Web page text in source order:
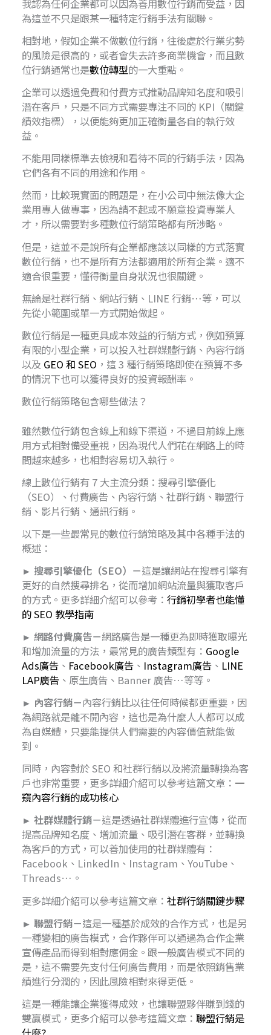
我認為任何企業都可以因為善用數位行銷而受益，因
為這並不只是跟某一種特定行銷手法有關聯。
相對地，假如企業不做數位行銷，往後處於行業劣勢
的風險是很高的，或者會失去許多商業機會，而且數
位行銷通常也是數位轉型的一大重點。
企業可以透過免費和付費方式推動品牌知名度和吸引
潛在客戶，只是不同方式需要專注不同的 KPI（關鍵
績效指標），以便能夠更加正確衡量各自的執行效
益。
不能用同樣標準去檢視和看待不同的行銷手法，因為
它們各有不同的用途和作用。
然而，比較現實面的問題是，在小公司中無法像大企
業用專人做專事，因為請不起或不願意投資專業人
才，所以需要對多種數位行銷策略都有所涉略。
但是，這並不是說所有企業都應該以同樣的方式落實
數位行銷，也不是所有方法都適用於所有企業。適不
適合很重要，懂得衡量自身狀況也很關鍵。
無論是社群行銷、網站行銷、LINE 行銷…等，可以
先從小範圍或單一方式開始做起。
數位行銷是一種更具成本效益的行銷方式，例如預算
有限的小型企業，可以投入社群媒體行銷、內容行銷
以及 GEO 和 SEO ，這 3 種行銷策略即使在預算不多
的情況下也可以獲得良好的投資報酬率。
數位行銷策略包含哪些做法？
雖然數位行銷包含線上和線下渠道，不過目前線上應
用方式相對備受重視，因為現代人們花在網路上的時
間越來越多，也相對容易切入執行。
線上數位行銷有 7 大主流分類：搜尋引擎優化
（SEO）、付費廣告、內容行銷、社群行銷、聯盟行
銷、影片行銷、通訊行銷。
以下是一些最常見的數位行銷策略及其中各種手法的
概述：
► 搜尋引擎優化（SEO）－這是讓網站在搜尋引擎有
更好的自然搜尋排名，從而增加網站流量與獲取客戶
的方式。更多詳細介紹可以參考：行銷初學者也能懂
的 SEO 教學指南
► 網路付費廣告－網路廣告是一種更為即時獲取曝光
和增加流量的方法，最常見的廣告類型有： Google
Ads廣告 、 Facebook廣告 、 Instagram廣告 、 LINE
LAP廣告 、原生廣告、Banner 廣告…等等。
► 內容行銷－內容行銷比以往任何時候都更重要，因
為網路就是離不開內容，這也是為什麼人人都可以成
為自媒體，只要能提供人們需要的內容價值就能做
到。
同時，內容對於 SEO 和社群行銷以及將流量轉換為客
戶也非常重要，更多詳細介紹可以參考這篇文章： 一
窺內容行銷的成功核心
► 社群媒體行銷－這是透過社群媒體進行宣傳，從而
提高品牌知名度、增加流量、吸引潛在客群，並轉換
為客戶的方式，可以善加使用的社群媒體有：
Facebook、LinkedIn、Instagram、YouTube、
Threads…。
更多詳細介紹可以參考這篇文章：社群行銷關鍵步驟
► 聯盟行銷－這是一種基於成效的合作方式，也是另
一種變相的廣告模式，合作夥伴可以通過為合作企業
宣傳產品而得到相對應佣金。跟一般廣告模式不同的
是，這不需要先支付任何廣告費用，而是依照銷售業
績進行分潤的，因此風險相對來得更低。
這是一種能讓企業獲得成效，也讓聯盟夥伴賺到錢的
雙贏模式，更多介紹可以參考這篇文章：聯盟行銷是